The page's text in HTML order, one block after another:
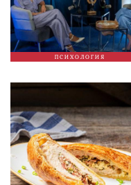
ПСИХОЛОГИЯ